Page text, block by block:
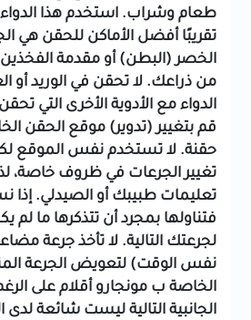
طعام وشراب. استخدم هذا
تقريبًا أفضل الأماكن للحقن هي
الخصر (البطن) أو مقدمة الفخذين
من ذراعك. لا تحقن في الوريد أو
الدواء مع الأدوية الأخرى التي
قم بتغيير (تدوير) موقع الحقن
حقنة. لا تستخدم نفس الموقع
تغيير الجرعات في ظروف خاصة، لذا
تعليمات طبيبك أو الصيدلي. إذا
فتناولها بمجرد أن تتذكرها ما لم
لجرعتك التالية. لا تأخذ جرعة
نفس الوقت) لتعويض الجرعة
الخاصة ب مونجارو أقلام على
الجانبية التالية ليست شائعة